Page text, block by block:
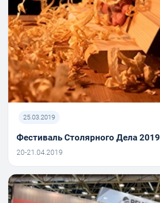
25.03.2019
Фестиваль Столярного Дела 2019
20-21.04.2019